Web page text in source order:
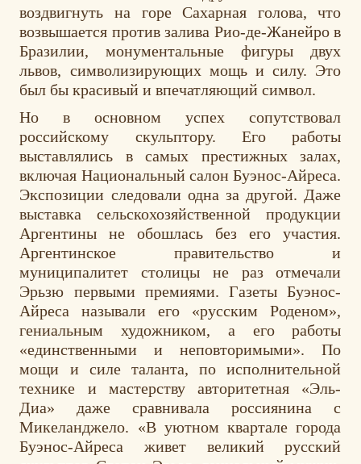
воздвигнуть на горе Сахарная голова, что
возвышается против залива Рио-де-Жанейро в
Бразилии, монументальные фигуры двух
львов, символизирующих мощь и силу. Это
был бы красивый и впечатляющий символ.
Но в основном успех сопутствовал
российскому скульптору. Его работы
выставлялись в самых престижных залах,
включая Национальный салон Буэнос-Айреса.
Экспозиции следовали одна за другой. Даже
выставка сельскохозяйственной продукции
Аргентины не обошлась без его участия.
Аргентинское правительство и
муниципалитет столицы не раз отмечали
Эрьзю первыми премиями. Газеты Буэнос-
Айреса называли его «русским Роденом»,
гениальным художником, а его работы
«единственными и неповторимыми». По
мощи и силе таланта, по исполнительной
технике и мастерству авторитетная «Эль-
Диа» даже сравнивала россиянина с
Микеланджело. «В уютном квартале города
Буэнос-Айреса живет великий русский